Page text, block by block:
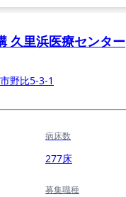
久里浜医療センター
野比5-3-1
病床数
277床
募集職種